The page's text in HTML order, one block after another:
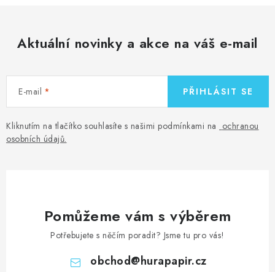
Aktuální novinky a akce na váš e-mail
E-mail
Kliknutím na tlačítko souhlasíte s našimi podmínkami na ochranou
osobních údajů.
PŘIHLÁSIT SE
Pomůžeme vám s výběrem
Potřebujete s něčím poradit? Jsme tu pro vás!
obchod@hurapapir.cz